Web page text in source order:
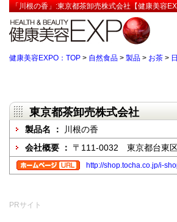
「川根の香」:東京都茶卸売株式会社【健康美容
健康美容EXPO：TOP > 自然食品 > 製品 > お茶 >
東京都茶卸売株式会社
製品名 ：
川根の香
会社概要 ： 〒111-0032 東京都台東
http://shop.tocha.co.jp/i-
PRサイト